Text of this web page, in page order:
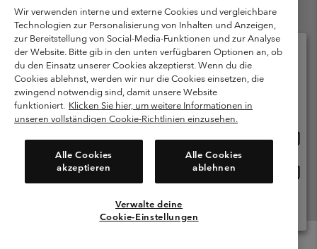
München Deutschland. Alle Rechte vorbehalten.
Nutzungsbedingungen
Allgemeine Verkaufsbedingungen
Garantie
Datenschutzerklärung
Bestimmungen und Bedingungen des Mitglieder Programms
Nutzungsbedingungen Für Nutzergenerierte Inhalte
Cookies
Public CBCR
Kundenservice: Mo- Fr. 9:00 - 13:00 & 14:00- 18:00 Uhr
(+)498912081004
Wir verwenden interne und externe Cookies und vergleichbare
Technologien zur Personalisierung von Inhalten und Anzeigen,
zur Bereitstellung von Social-Media-Funktionen und zur Analyse
der Website. Bitte gib in den unten verfügbaren Optionen an, ob
du den Einsatz unserer Cookies akzeptierst. Wenn du die
Cookies ablehnst, werden wir nur die Cookies einsetzen, die
zwingend notwendig sind, damit unsere Website
funktioniert. Klicken Sie hier, um weitere Informationen in
unseren vollständigen Cookie-Richtlinien einzusehen.
Alle Cookies
akzeptieren
Alle Cookies
ablehnen
Verwalte deine
Cookie-Einstellungen
Bitte wählen Sie Ihr Lieferland und Ihre Sprache
Online-Einkauf verfügbar
Deutschland
Alle Länder Anzeigen